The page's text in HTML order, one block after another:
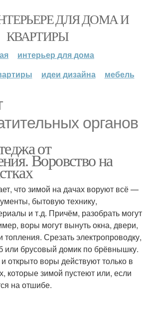
ДЛЯ ДОМА И
КВАРТИРЫ
интерьер для дома
идеи дизайна мебель
органов
от
Воровство на
что зимой на дачах воруют всё —
бытовую технику,
и т.д. Причём, разобрать могут
воры могут вынуть окна, двери,
топления. Срезать электропроводку,
или брусовый домик по брёвнышку.
открыто воры действуют только в
которые зимой пустеют или, если
на отшибе.